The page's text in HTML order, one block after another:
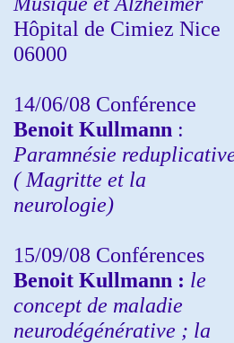
Hôpital de Cimiez Nice
06000
14/06/08 Conférence
Benoit Kullmann :
Paramnésie
( Magritte et la
neurologie)
15/09/08 Conférences
Benoit Kullmann : le
concept de maladie
neurodégénérative ; la